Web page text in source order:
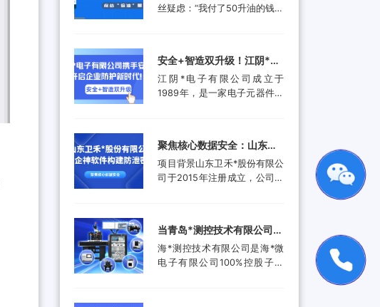
营，挽回消费者信任
丝疑虑：“我付了50升油的钱，
件等高科技手段偷油偷税的行
为屡被曝光，不仅让消费者蒙
受经济损失，更严重侵蚀了行
工作人员就选择引入了安企...
安全+智造双升级！江阴*电
子有限公司携手安企神开启
企业防护新时代！
江阴*电子有限公司成立于
1989年，是一家电子元器件集
品。还进入了汽车电子行业、
航空航天行业、工业控制行
业、医疗器械行业和消费电子
增加，现已成功转型为一家提
供完整解...
聚焦核心数据安全：山东卫
禾*股份有限公司携手安企神
软件构建防泄密屏障！
项目背景山东卫禾*股份有限公
司于2015年注册成立，公司拥
备。运用UGNX7.5、
MASTA5.4等研发软件进行研
发，具有强大的技术研发能
当青岛*测控技术有限公司遇
上安企神，测控技术数据安
全将迎来哪些新变化？
海*测控技术有限公司是海*微
电子有限公司100%控股子公